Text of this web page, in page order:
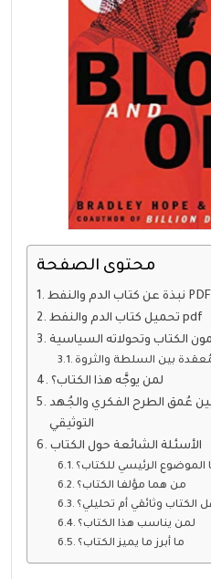
محتوى الصفحة
نبذة عن كتاب الدم والنفط PDF
تحميل كتاب الدم والنفط pdf
الكتاب وتحولاته السياسية
بين السلطة والثروة
لمن يوجَّه هذا الكتاب؟
بين عُمق الطرح الفكري والجُهد
التوثيقي
الأسئلة الشائعة حول الكتاب
الموضوع الرئيسي للكتاب؟
من هما مؤلفا الكتاب؟
الكتاب وثائقي أم تحليلي؟
لمن يناسب هذا الكتاب؟
ما أبرز ما يميز الكتاب؟